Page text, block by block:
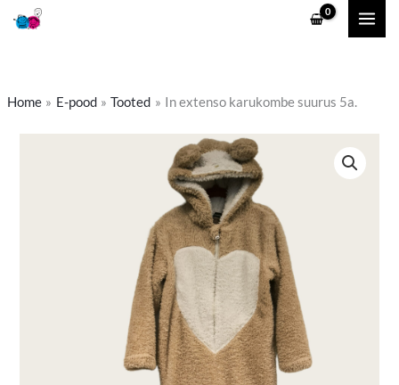
Skip
Home E-pood Tooted In extenso karukombe suurus 5a.